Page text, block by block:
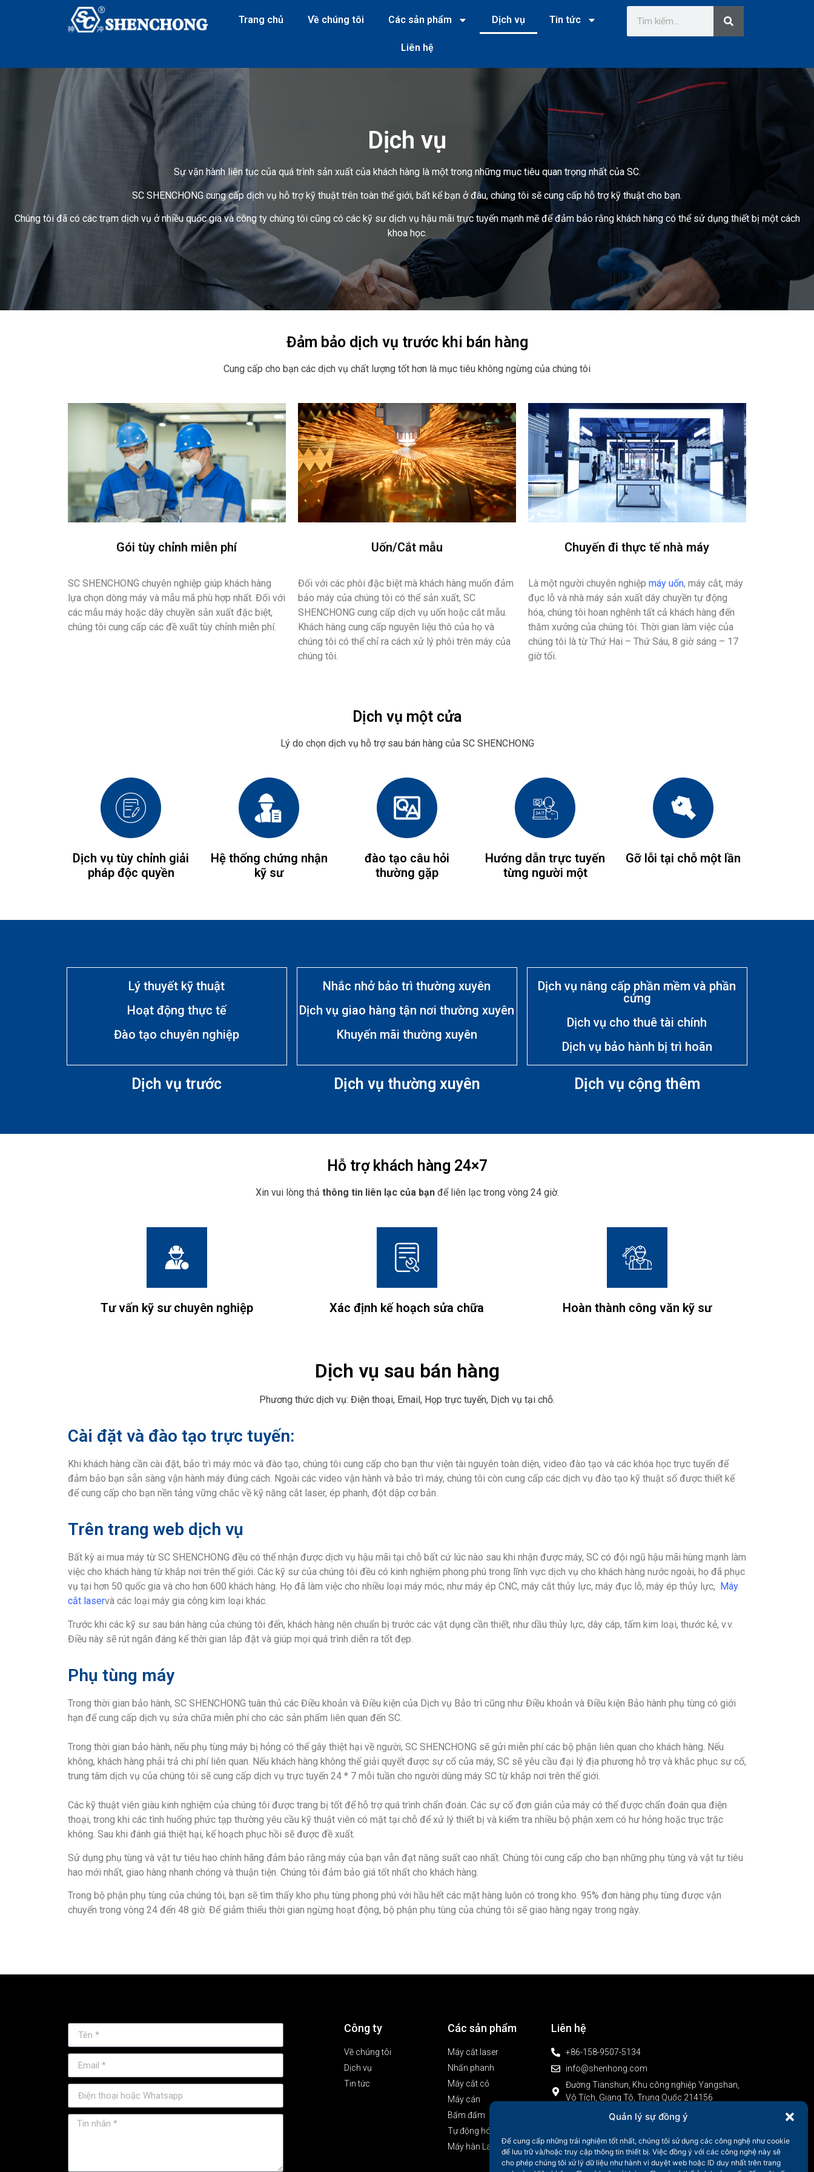
Quản lý sự đồng ý
Để cung cấp những trải nghiệm tốt nhất, chúng tôi sử dụng các công nghệ như cookie
để lưu trữ và/hoặc truy cập thông tin thiết bị. Việc đồng ý với các công nghệ này sẽ
cho phép chúng tôi xử lý dữ liệu như hành vi duyệt web hoặc ID duy nhất trên trang
Trang chủ Về chúng tôi Các sản phẩm Dịch vụ Tin tức
Liên hệ
Dịch vụ
Sự vận hành liên tục của quá trình sản xuất của khách hàng là một trong những mục tiêu quan trọng nhất của SC.
SC SHENCHONG cung cấp dịch vụ hỗ trợ kỹ thuật trên toàn thế giới, bất kể bạn ở đâu, chúng tôi sẽ cung cấp hỗ trợ kỹ thuật cho bạn.
Chúng tôi đã có các trạm dịch vụ ở nhiều quốc gia và công ty chúng tôi cũng có các kỹ sư dịch vụ hậu mãi trực tuyến mạnh mẽ để đảm bảo rằng khách hàng có thể sử dụng thiết bị một cách
khoa học.
Đảm bảo dịch vụ trước khi bán hàng
Cung cấp cho bạn các dịch vụ chất lượng tốt hơn là mục tiêu không ngừng của chúng tôi
Gói tùy chỉnh miễn phí
SC SHENCHONG chuyên nghiệp giúp khách hàng
lựa chọn dòng máy và mẫu mã phù hợp nhất. Đối với
các mẫu máy hoặc dây chuyền sản xuất đặc biệt,
chúng tôi cung cấp các đề xuất tùy chỉnh miễn phí.
Uốn/Cắt mẫu
Đối với các phôi đặc biệt mà khách hàng muốn đảm
bảo máy của chúng tôi có thể sản xuất, SC
SHENCHONG cung cấp dịch vụ uốn hoặc cắt mẫu.
Khách hàng cung cấp nguyên liệu thô của họ và
chúng tôi có thể chỉ ra cách xử lý phôi trên máy của
chúng tôi.
Chuyến đi thực tế nhà máy
Là một người chuyên nghiệp máy uốn, máy cắt, máy
đục lỗ và nhà máy sản xuất dây chuyền tự động
hóa, chúng tôi hoan nghênh tất cả khách hàng đến
thăm xưởng của chúng tôi. Thời gian làm việc của
chúng tôi là từ Thứ Hai – Thứ Sáu, 8 giờ sáng – 17
giờ tối.
Dịch vụ một cửa
Lý do chọn dịch vụ hỗ trợ sau bán hàng của SC SHENCHONG
Dịch vụ tùy chỉnh giải
pháp độc quyền
Hệ thống chứng nhận
kỹ sư
đào tạo câu hỏi
thường gặp
Hướng dẫn trực tuyến
từng người một
Gỡ lỗi tại chỗ một lần
Lý thuyết kỹ thuật
Hoạt động thực tế
Đào tạo chuyên nghiệp
Nhắc nhở bảo trì thường xuyên
Dịch vụ giao hàng tận nơi thường xuyên
Khuyến mãi thường xuyên
Dịch vụ nâng cấp phần mềm và phần
cứng
Dịch vụ cho thuê tài chính
Dịch vụ bảo hành bị trì hoãn
Dịch vụ trước Dịch vụ thường xuyên Dịch vụ cộng thêm
Hỗ trợ khách hàng 24×7
Xin vui lòng thả thông tin liên lạc của bạnđể liên lạc trong vòng 24 giờ.
Tư vấn kỹ sư chuyên nghiệp Xác định kế hoạch sửa chữa Hoàn thành công văn kỹ sư
Dịch vụ sau bán hàng
Phương thức dịch vụ: Điện thoại, Email, Họp trực tuyến, Dịch vụ tại chỗ.
Cài đặt và đào tạo trực tuyến:
Khi khách hàng cần cài đặt, bảo trì máy móc và đào tạo, chúng tôi cung cấp cho bạn thư viện tài nguyên toàn diện, video đào tạo và các khóa học trực tuyến để
đảm bảo bạn sẵn sàng vận hành máy đúng cách. Ngoài các video vận hành và bảo trì máy, chúng tôi còn cung cấp các dịch vụ đào tạo kỹ thuật số được thiết kế
để cung cấp cho bạn nền tảng vững chắc về kỹ năng cắt laser, ép phanh, đột dập cơ bản.
Trên trang web dịch vụ
Bất kỳ ai mua máy từ SC SHENCHONG đều có thể nhận được dịch vụ hậu mãi tại chỗ bất cứ lúc nào sau khi nhận được máy, SC có đội ngũ hậu mãi hùng mạnh làm
việc cho khách hàng từ khắp nơi trên thế giới. Các kỹ sư của chúng tôi đều có kinh nghiệm phong phú trong lĩnh vực dịch vụ cho khách hàng nước ngoài, họ đã phục
vụ tại hơn 50 quốc gia và cho hơn 600 khách hàng. Họ đã làm việc cho nhiều loại máy móc, như máy ép CNC, máy cắt thủy lực, máy đục lỗ, máy ép thủy lực,
Máy
cắt laservà các loại máy gia công kim loại khác.
Trước khi các kỹ sư sau bán hàng của chúng tôi đến, khách hàng nên chuẩn bị trước các vật dụng cần thiết, như dầu thủy lực, dây cáp, tấm kim loại, thước kẻ, v.v.
Điều này sẽ rút ngắn đáng kể thời gian lắp đặt và giúp mọi quá trình diễn ra tốt đẹp.
Phụ tùng máy
Trong thời gian bảo hành, SC SHENCHONG tuân thủ các Điều khoản và Điều kiện của Dịch vụ Bảo trì cũng như Điều khoản và Điều kiện Bảo hành phụ tùng có giới
hạn để cung cấp dịch vụ sửa chữa miễn phí cho các sản phẩm liên quan đến SC.
Trong thời gian bảo hành, nếu phụ tùng máy bị hỏng có thể gây thiệt hại về người, SC SHENCHONG sẽ gửi miễn phí các bộ phận liên quan cho khách hàng. Nếu
không, khách hàng phải trả chi phí liên quan. Nếu khách hàng không thể giải quyết được sự cố của máy, SC sẽ yêu cầu đại lý địa phương hỗ trợ và khắc phục sự cố,
trung tâm dịch vụ của chúng tôi sẽ cung cấp dịch vụ trực tuyến 24 * 7 mỗi tuần cho người dùng máy SC từ khắp nơi trên thế giới.
Các kỹ thuật viên giàu kinh nghiệm của chúng tôi được trang bị tốt để hỗ trợ quá trình chẩn đoán. Các sự cố đơn giản của máy có thể được chẩn đoán qua điện
thoại, trong khi các tình huống phức tạp thường yêu cầu kỹ thuật viên có mặt tại chỗ để xử lý thiết bị và kiểm tra nhiều bộ phận xem có hư hỏng hoặc trục trặc
không. Sau khi đánh giá thiệt hại, kế hoạch phục hồi sẽ được đề xuất.
Sử dụng phụ tùng và vật tư tiêu hao chính hãng đảm bảo rằng máy của bạn vẫn đạt năng suất cao nhất. Chúng tôi cung cấp cho bạn những phụ tùng và vật tư tiêu
hao mới nhất, giao hàng nhanh chóng và thuận tiện. Chúng tôi đảm bảo giá tốt nhất cho khách hàng.
Trong bộ phận phụ tùng của chúng tôi, bạn sẽ tìm thấy kho phụ tùng phong phú với hầu hết các mặt hàng luôn có trong kho. 95% đơn hàng phụ tùng được vận
chuyển trong vòng 24 đến 48 giờ. Để giảm thiểu thời gian ngừng hoạt động, bộ phận phụ tùng của chúng tôi sẽ giao hàng ngay trong ngày.
Công ty
Về chúng tôi
Dịch vụ
Tin tức
Các sản phẩm
Máy cắt laser
Nhấn phanh
Máy cắt cỏ
Máy cán
Bấm đấm
Tự động hóa
Máy hàn Laser
Liên hệ
+86-158-9507-5134
info@shenhong.com
Đường Tianshun, Khu công nghiệp Yangshan,
Vô Tích, Giang Tô, Trung Quốc 214156